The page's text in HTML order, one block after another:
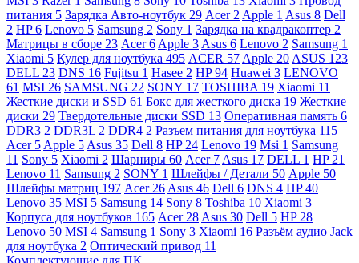
питания 5 Зарядка Авто-ноутбук 29 Acer 2 Apple 1 Asus 8 Dell
2 HP6 Lenovo 5 Samsung 2 Sony 1 Зарядка на квадракоптер 2
Матрицы в сборе 23 Acer6 Apple 3 Asus 6 Lenovo 2 Samsung 1
Xiaomi 5 Кулер для ноутбука 495 ACER 57 Apple 20 ASUS 123
DELL 23 DNS 16 Fujitsu 1 Hasee 2 HP94 Huawei 3 LENOVO
61 MSI 26 SAMSUNG 22 SONY 17 TOSHIBA 19 Xiaomi 11
Жесткие диски и SSD 61 Бокс для жесткого диска 19 Жесткие
диски 29 Твердотельные диски SSD 13 Оперативная память 6
DDR3 2 DDR3L 2 DDR4 2 Разъем питания для ноутбука 115
Acer 5 Apple 5 Asus 35 Dell 8 HP 24 Lenovo 19 Msi 1 Samsung
11 Sony 5 Xiaomi 2 Шарниры 60 Acer 7 Asus 17 DELL 1 HP 21
Lenovo 11 Samsung 2 SONY 1 Шлейфы / Детали 50 Apple 50
Шлейфы матриц 197 Acer 26 Asus 46 Dell 6 DNS 4 HP40
Lenovo 35 MSI 5 Samsung 14 Sony 8 Toshiba 10 Xiaomi 3
Корпуса для ноутбуков 165 Acer 28 Asus 30 Dell 5 HP 28
Lenovo 50 MSI 4 Samsung 1 Sony 3 Xiaomi 16 Разъём аудио Jack
для ноутбука 2 Оптический привод 11
Комплектующие для ПК